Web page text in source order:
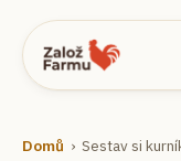
Domů › Sestav si